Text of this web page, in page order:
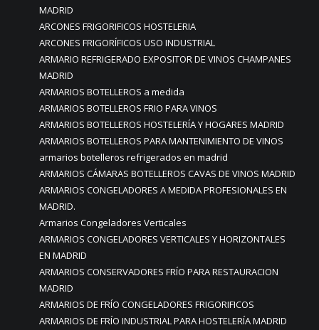
MADRID
ARCONES FRIGORIFICOS HOSTELERIA
ARCONES FRIGORÍFICOS USO INDUSTRIAL
ARMARIO REFRIGERADO EXPOSITOR DE VINOS CHAMPANES
MADRID
ARMARIOS BOTELLEROS a medida
ARMARIOS BOTELLEROS FRIO PARA VINOS
ARMARIOS BOTELLEROS HOSTELERÍA Y HOGARES MADRID
ARMARIOS BOTELLEROS PARA MANTENIMIENTO DE VINOS
armarios botelleros refrigerados en madrid
ARMARIOS CÁMARAS BOTELLEROS CAVAS DE VINOS MADRID
ARMARIOS CONGELADORES A MEDIDA PROFESIONALES EN
MADRID.
Armarios Congeladores Verticales
ARMARIOS CONGELADORES VERTICALES Y HORIZONTALES
EN MADRID
ARMARIOS CONSERVADORES FRÍO PARA RESTAURACION
MADRID
ARMARIOS DE FRÍO CONGELADORES FRIGORIFICOS
ARMARIOS DE FRÍO INDUSTRIAL PARA HOSTELERÍA MADRID